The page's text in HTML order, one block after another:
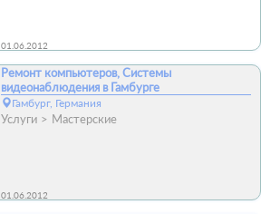
01.06.2012
Ремонт компьютеров, Системы
видеонаблюдения в Гамбурге
Гамбург, Германия
Услуги Мастерские
01.06.2012